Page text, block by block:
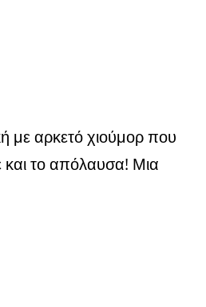
με αρκετό χιούμορ που
το απόλαυσα! Μια